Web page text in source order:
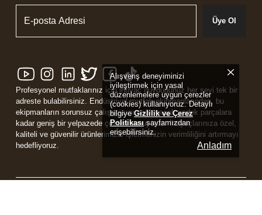
Alışveriş deneyiminizi
iyileştirmek için yasal
düzenlemelere uygun çerezler
(cookies) kullanıyoruz. Detaylı
bilgiyeGizlilik ve Çerez
Politikası sayfamızdan
erişebilirsiniz.
Anladım
Üye Ol
Profesyonel mutfaklarınız için ihtiyaç duyduğunuz her şeyi tek bir
adreste bulabilirsiniz. Endüstriyel mutfak ekipmanlarından, bu
ekipmanların sorunsuz çalışmasını sağlayacak yedek parçalara
kadar geniş bir yelpazede çözüm sunuyoruz. İhtiyaçlarınıza özel,
kaliteli ve güvenilir ürünlerimizle işletmenizin verimliliğini artırmayı
hedefliyoruz.